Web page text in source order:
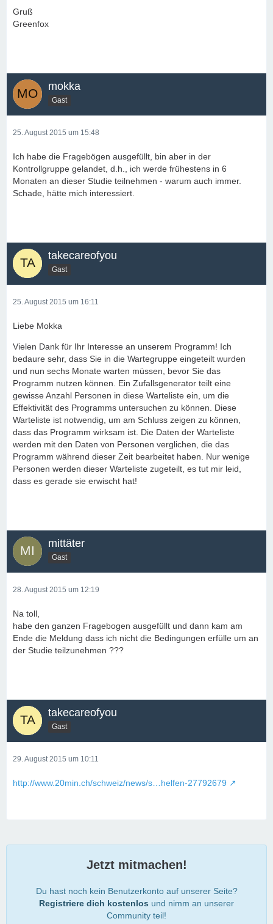
Gruß
Greenfox
mokka
Gast
25. August 2015 um 15:48
Ich habe die Fragebögen ausgefüllt, bin aber in der
Kontrollgruppe gelandet, d.h., ich werde frühestens in 6
Monaten an dieser Studie teilnehmen - warum auch immer.
Schade, hätte mich interessiert.
takecareofyou
Gast
25. August 2015 um 16:11
Liebe Mokka
Vielen Dank für Ihr Interesse an unserem Programm! Ich
bedaure sehr, dass Sie in die Wartegruppe eingeteilt wurden
und nun sechs Monate warten müssen, bevor Sie das
Programm nutzen können. Ein Zufallsgenerator teilt eine
gewisse Anzahl Personen in diese Warteliste ein, um die
Effektivität des Programms untersuchen zu können. Diese
Warteliste ist notwendig, um am Schluss zeigen zu können,
dass das Programm wirksam ist. Die Daten der Warteliste
werden mit den Daten von Personen verglichen, die das
Programm während dieser Zeit bearbeitet haben. Nur wenige
Personen werden dieser Warteliste zugeteilt, es tut mir leid,
dass es gerade sie erwischt hat!
mittäter
Gast
28. August 2015 um 12:19
Na toll,
habe den ganzen Fragebogen ausgefüllt und dann kam am
Ende die Meldung dass ich nicht die Bedingungen erfülle um an
der Studie teilzunehmen ???
takecareofyou
Gast
29. August 2015 um 10:11
http://www.20min.ch/schweiz/news/s…helfen-27792679
Jetzt mitmachen!
Du hast noch kein Benutzerkonto auf unserer Seite?
Registriere dich kostenlos und nimm an unserer
Community teil!